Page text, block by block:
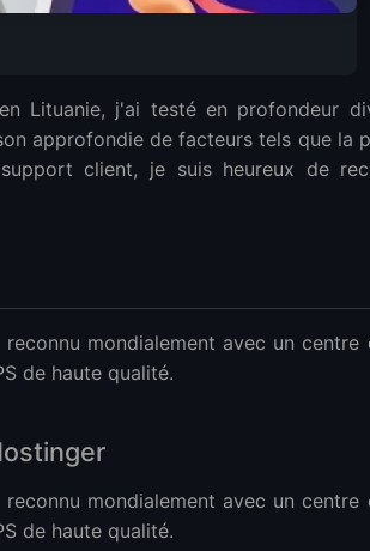
Lituanie, j'ai testé en profondeur
approfondie de facteurs tels que la
client, je suis heureux de
mondialement avec un centre
de haute qualité.
mondialement avec un centre
de haute qualité.